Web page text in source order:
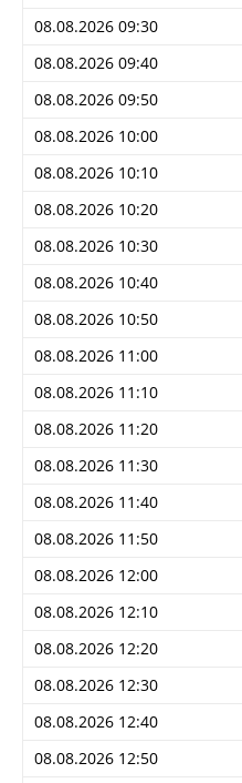
08.08.2026 09:30
08.08.2026 09:40
08.08.2026 09:50
08.08.2026 10:00
08.08.2026 10:10
08.08.2026 10:20
08.08.2026 10:30
08.08.2026 10:40
08.08.2026 10:50
08.08.2026 11:00
08.08.2026 11:10
08.08.2026 11:20
08.08.2026 11:30
08.08.2026 11:40
08.08.2026 11:50
08.08.2026 12:00
08.08.2026 12:10
08.08.2026 12:20
08.08.2026 12:30
08.08.2026 12:40
08.08.2026 12:50